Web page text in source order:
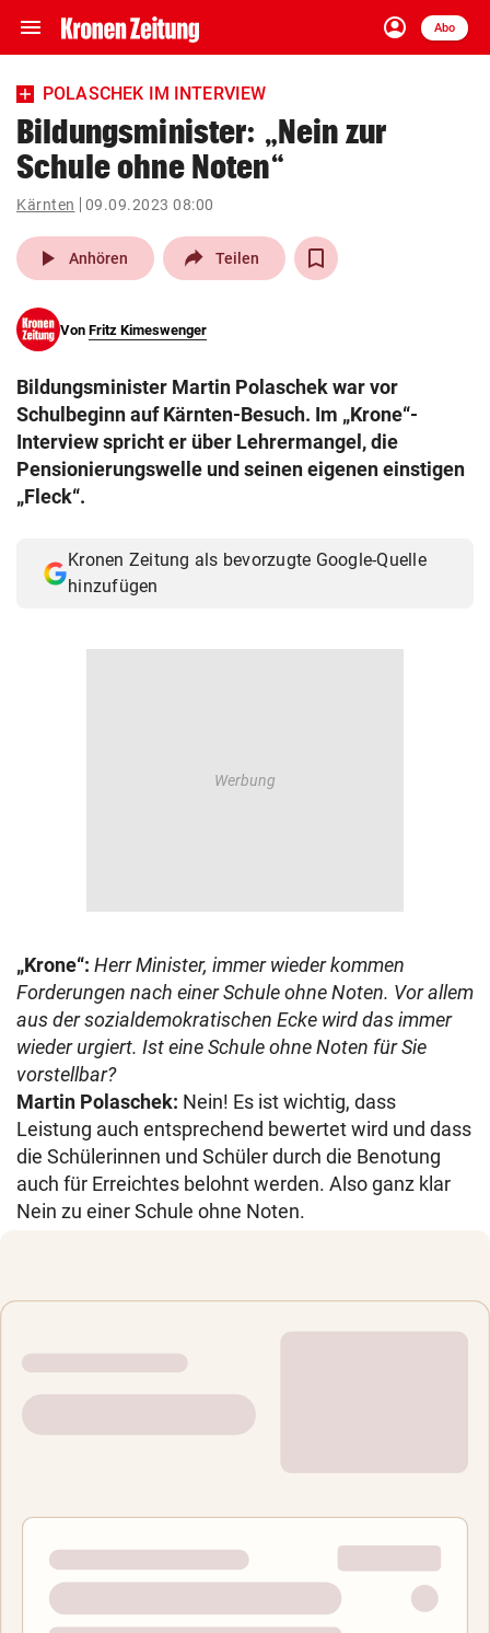
menu Navigation
ein-/ausklappen
account_circle
Anmelden
Abo
close Schließen
account_circle Anmelden
pin_drop
Wien arrow_right
search
eingeben
POLASCHEK IM INTERVIEW
Bildungsminister: „Nein zur
Schule ohne Noten“
Kärnten 09.09.2023 08:00
play_arrow Anhören Teilen
Von Fritz Kimeswenger
Bildungsminister Martin Polaschek war vor
Schulbeginn auf Kärnten-Besuch. Im „Krone“-
Interview spricht er über Lehrermangel, die
Pensionierungswelle und seinen eigenen einstigen
„Fleck“.
Kronen Zeitung als bevorzugte Google-Quelle
hinzufügen
„Krone“: Herr Minister, immer wieder kommen
Forderungen nach einer Schule ohne Noten. Vor allem
aus der sozialdemokratischen Ecke wird das immer
wieder urgiert. Ist eine Schule ohne Noten für Sie
vorstellbar?
Martin Polaschek: Nein! Es ist wichtig, dass
Leistung auch entsprechend bewertet wird und dass
die Schülerinnen und Schüler durch die Benotung
auch für Erreichtes belohnt werden. Also ganz klar
Nein zu einer Schule ohne Noten.